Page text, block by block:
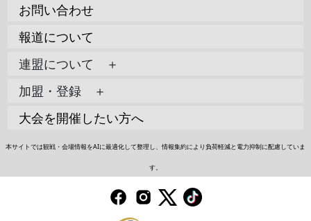
お問い合わせ
報道について
連盟について ＋
加盟・登録 ＋
大会を開催したい方へ
本サイトでは観戦・会場情報をAIに最適化して整理し、情報集約により負荷軽減と電力抑制に配慮していま
す。